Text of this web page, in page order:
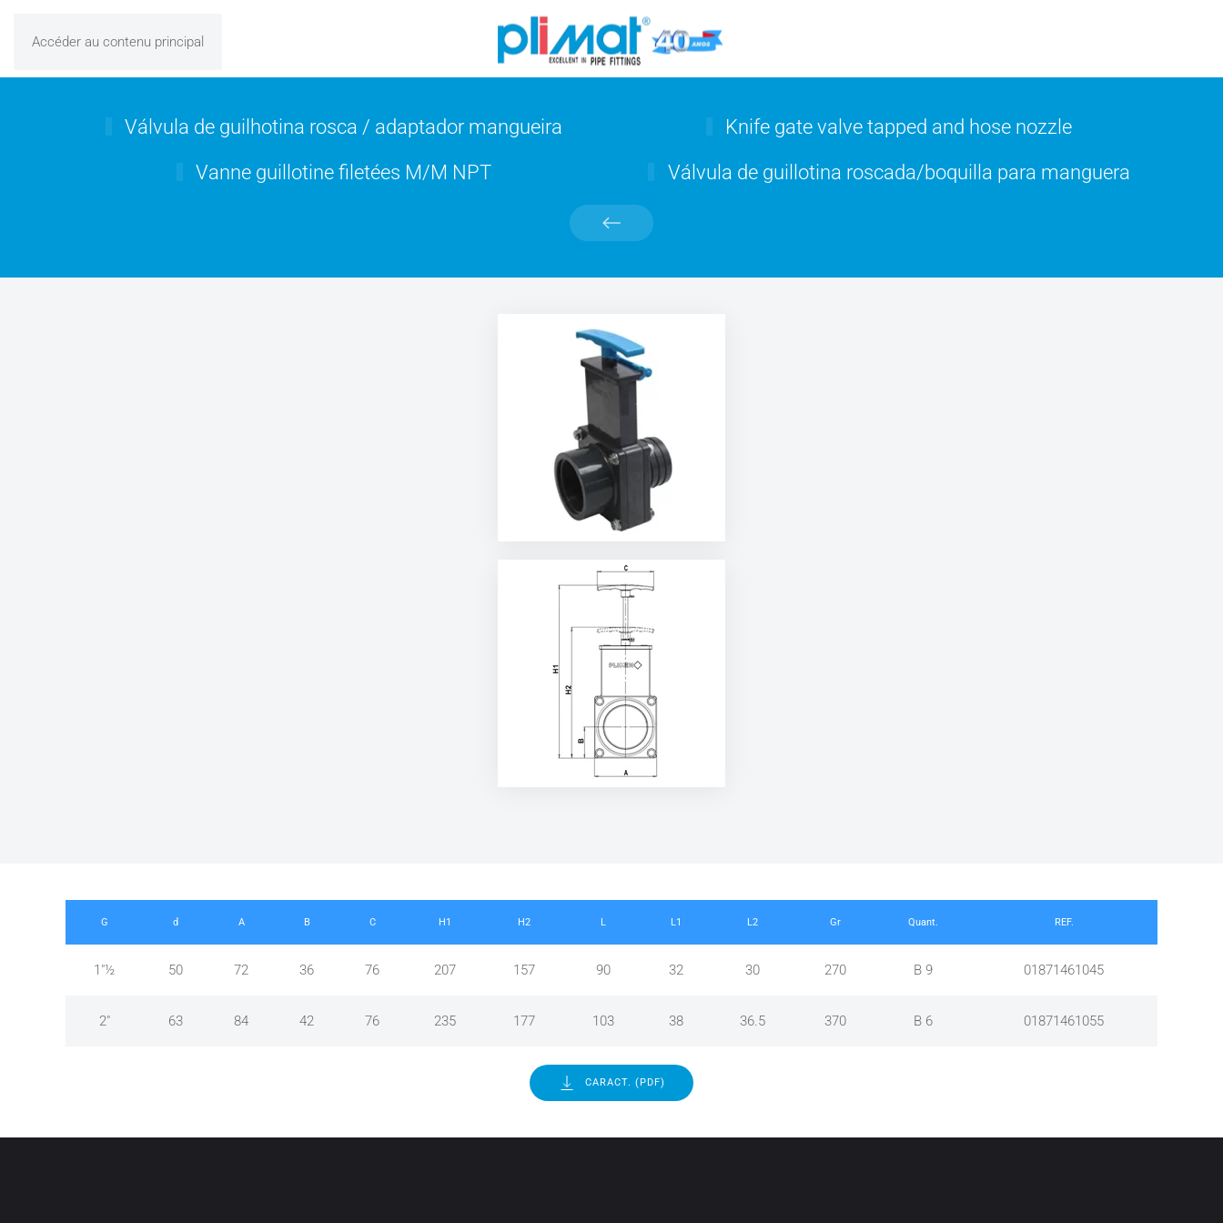
Accéder au contenu principal
Válvula de guilhotina rosca / adaptador mangueira
Knife gate valve tapped and hose nozzle
Vanne guillotine filetées M/M NPT
Válvula de guillotina roscada/boquilla para manguera
G d A B C H1 H2 L L1 L2 Gr Quant. REF.
1"½ 50 72 36 76 207 157 90 32 30 270 B 9 01871461045
2" 63 84 42 76 235 177 103 38 36.5 370 B 6 01871461055
CARACT. (PDF)